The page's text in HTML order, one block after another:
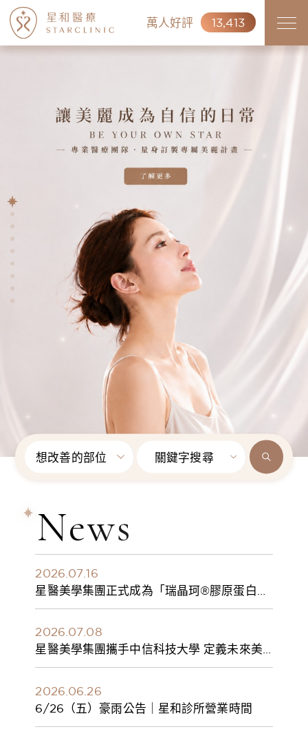
萬人好評 13,413
想改善的部位 關鍵字搜尋
News
2026.07.16
星醫美學集團正式成為「瑞晶珂®膠原蛋白植
入劑」台灣獨家總代理
2026.07.08
星醫美學集團攜手中信科技大學 定義未來美
學人才新標準 建構健康美學產學共育模式 串
2026.06.26
6/26（五）豪雨公告｜星和診所營業時間